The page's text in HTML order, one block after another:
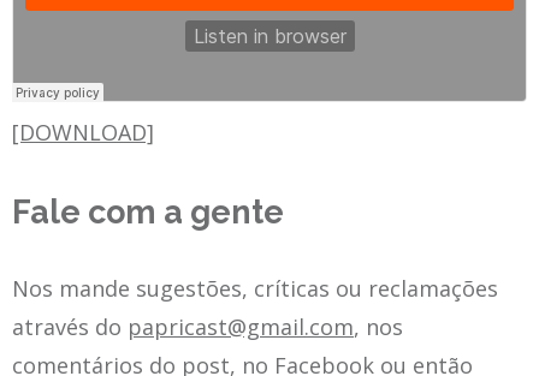
[DOWNLOAD]
Fale com a gente
Nos mande sugestões, críticas ou reclamações
através do papricast@gmail.com, nos
comentários do post, no Facebook ou então